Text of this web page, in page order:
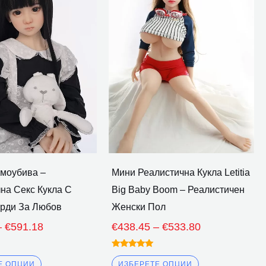
–
Секс Кукла С
За Любов
€591.18
€499.23
през
€591.18
ОПЦИИ
има
множество
варианти.
Опциите
могат
да
бъдат
избрани
на
на
продукта
Мини Реалистична Кукла Letitia
Big Baby Boom – Реалистичен
Женски Пол
€438.45 – €533.80
Оценено
5.00ИЗБЕРЕТЕ ОПЦИИ
да
бъдат
избрани
на
страницата
на